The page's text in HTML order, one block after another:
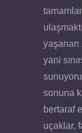
yaşanan
yani
sonuna
bertaraf
uçaklar,